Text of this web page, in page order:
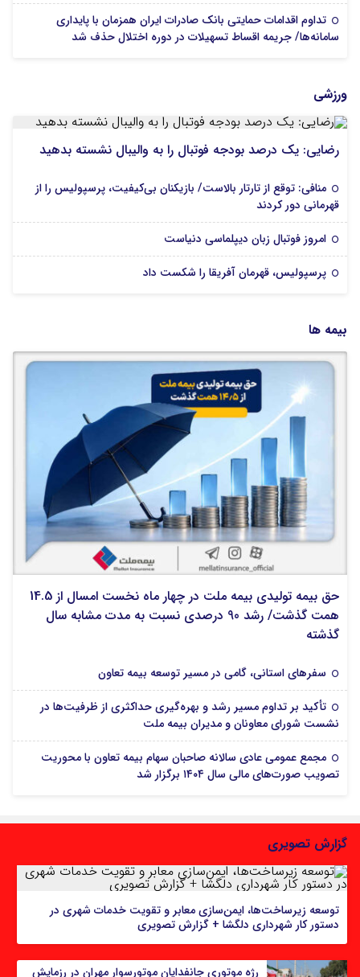
تداوم اقدامات حمایتی بانک صادرات ایران همزمان با پایداری
سامانه‌ها/ جریمه اقساط تسهیلات در دوره اختلال حذف شد
ورزشی
رضایی: یک درصد بودجه فوتبال را به والیبال نشسته بدهید
منافی: توقع از تارتار بالاست/ بازیکنان بی‌کیفیت، پرسپولیس را از
قهرمانی دور کردند
امروز فوتبال زبان دیپلماسی دنیاست
پرسپولیس، قهرمان آفریقا را شکست داد
بیمه ها
حق بیمه تولیدی بیمه ملت در چهار ماه نخست امسال از 14.5
همت گذشت/ رشد 90 درصدی نسبت به مدت مشابه سال
گذشته
سفرهای استانی، گامی در مسیر توسعه بیمه تعاون
تأکید بر تداوم مسیر رشد و بهره‌گیری حداکثری از ظرفیت‌ها در
نشست شورای معاونان و مدیران بیمه ملت
مجمع عمومی عادی سالانه صاحبان سهام بیمه تعاون با محوریت
تصویب صورت‌های مالی سال ۱۴۰۴ برگزار شد
گزارش تصویری
توسعه زیرساخت‌ها، ایمن‌سازی معابر و تقویت خدمات شهری در
دستور کار شهرداری دلگشا + گزارش تصویری
رژه موتوری جانفدایان موتورسوار مهران در رزمایش